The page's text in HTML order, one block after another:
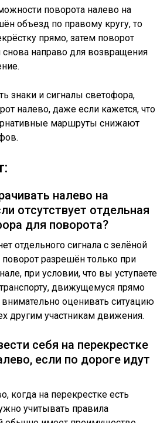
поворота налево на
объезд по правому кругу, то
прямо, затем поворот
снова направо для возвращения
знаки и сигналы светофора,
налево, даже если кажется, что
маршруты снижают
налево на
отсутствует отдельная
для поворота?
отдельного сигнала с зелёной
поворот разрешён только при
при условии, что вы уступаете
движущемуся прямо
оценивать ситуацию
другим участникам движения.
себя на перекрестке
если по дороге идут
когда на перекрестке есть
учитывать правила